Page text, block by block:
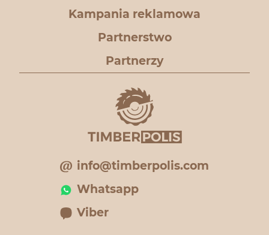
Kampania reklamowa
Partnerstwo
Partnerzy
info@timberpolis.com
Whatsapp
Viber